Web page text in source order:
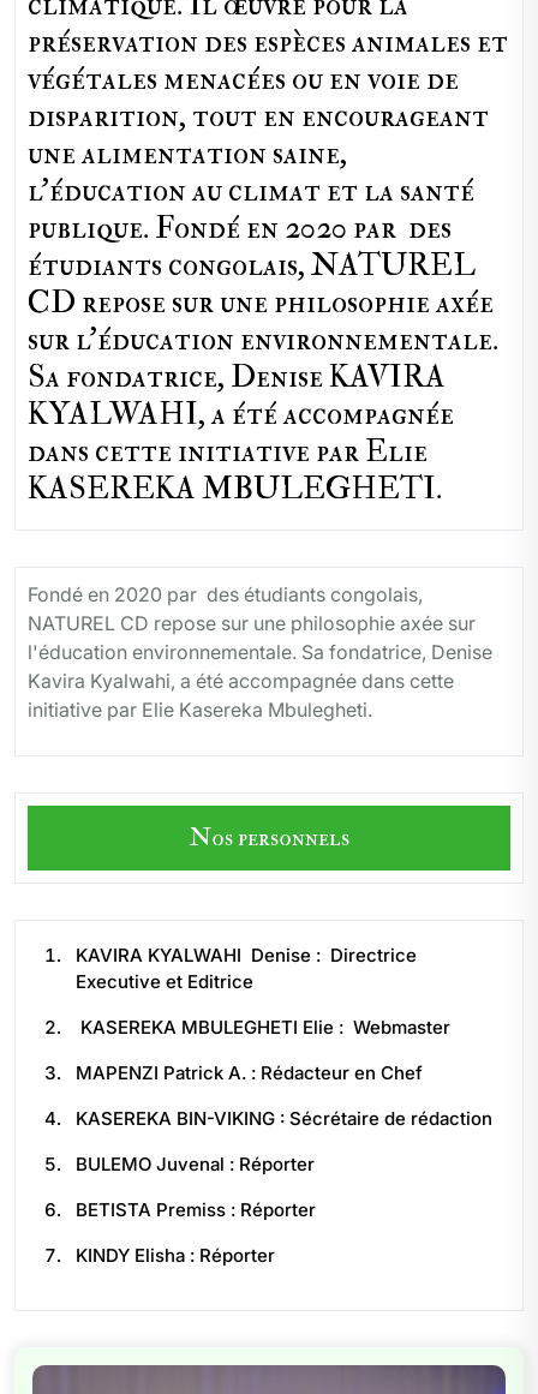
préservation des espèces animales et
végétales menacées ou en voie de
disparition, tout en encourageant
une alimentation saine,
l'éducation au climat et la santé
publique. Fondé en 2020 par des
étudiants congolais, NATUREL
CD repose sur une philosophie axée
sur l'éducation environnementale.
Sa fondatrice, Denise KAVIRA
KYALWAHI, a été accompagnée
dans cette initiative par Elie
KASEREKA MBULEGHETI.
Fondé en 2020 par des étudiants congolais,
NATUREL CD repose sur une philosophie axée sur
l'éducation environnementale. Sa fondatrice, Denise
Kavira Kyalwahi, a été accompagnée dans cette
initiative par Elie Kasereka Mbulegheti.
Nos personnels
KAVIRA KYALWAHI Denise : Directrice
Executive et Editrice
KASEREKA MBULEGHETI Elie : Webmaster
MAPENZI Patrick A. : Rédacteur en Chef
KASEREKA BIN-VIKING : Sécrétaire de rédaction
BULEMO Juvenal : Réporter
BETISTA Premiss : Réporter
KINDY Elisha : Réporter